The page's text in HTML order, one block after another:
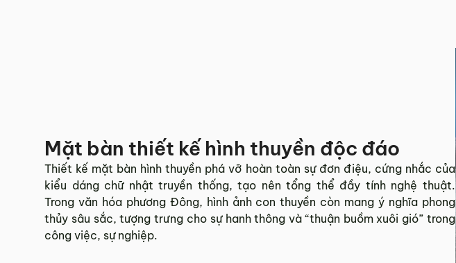
Mặt bàn thiết kế hình thuyền độc đáo
Thiết kế mặt bàn hình thuyền phá vỡ hoàn toàn sự đơn điệu, cứng nhắc của
kiểu dáng chữ nhật truyền thống, tạo nên tổng thể đầy tính nghệ thuật.
Trong văn hóa phương Đông, hình ảnh con thuyền còn mang ý nghĩa phong
thủy sâu sắc, tượng trưng cho sự hanh thông và “thuận buồm xuôi gió” trong
công việc, sự nghiệp.